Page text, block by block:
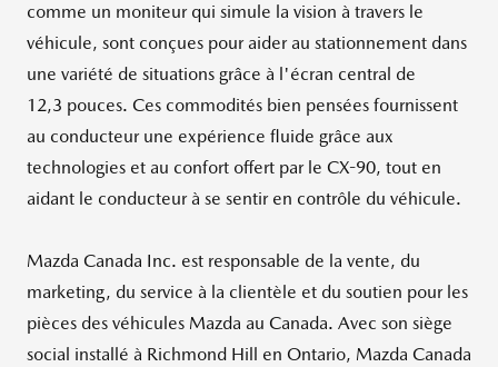
comme un moniteur qui simule la vision à travers le
véhicule, sont conçues pour aider au stationnement dans
une variété de situations grâce à l'écran central de
12,3 pouces. Ces commodités bien pensées fournissent
au conducteur une expérience fluide grâce aux
technologies et au confort offert par le CX-90, tout en
aidant le conducteur à se sentir en contrôle du véhicule.
Mazda Canada Inc. est responsable de la vente, du
marketing, du service à la clientèle et du soutien pour les
pièces des véhicules Mazda au Canada. Avec son siège
social installé à Richmond Hill en Ontario, Mazda Canada